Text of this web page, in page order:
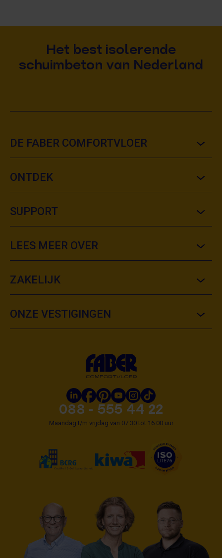
Het best isolerende
schuimbeton van Nederland
088 - 555 44 22
Maandag t/m vrijdag van 07:30 tot 16:00 uur
DE FABER COMFORTVLOER
ONTDEK
SUPPORT
LEES MEER OVER
ZAKELIJK
ONZE VESTIGINGEN